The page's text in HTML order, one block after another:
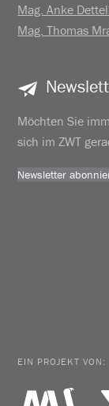
Mag. Anke
Mag. Thomas
Möchten Sie
sich im ZWT
Newsletter
EIN PROJEKT VON: